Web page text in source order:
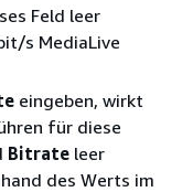
Feld leer
s MediaLive
eingeben, wirkt
für diese
Bitrate leer
des Werts im